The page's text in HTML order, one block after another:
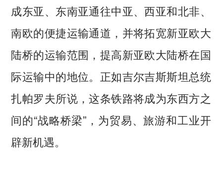
成东亚、东南亚通往中亚、西亚和北非、
南欧的便捷运输通道，并将拓宽新亚欧大
陆桥的运输范围，提高新亚欧大陆桥在国
际运输中的地位。正如吉尔吉斯斯坦总统
扎帕罗夫所说，这条铁路将成为东西方之
间的“战略桥梁”，为贸易、旅游和工业开
辟新机遇。